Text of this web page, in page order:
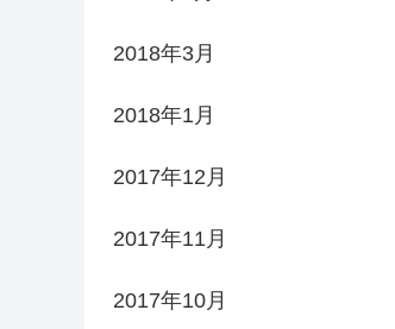
2018年3月
2018年1月
2017年12月
2017年11月
2017年10月